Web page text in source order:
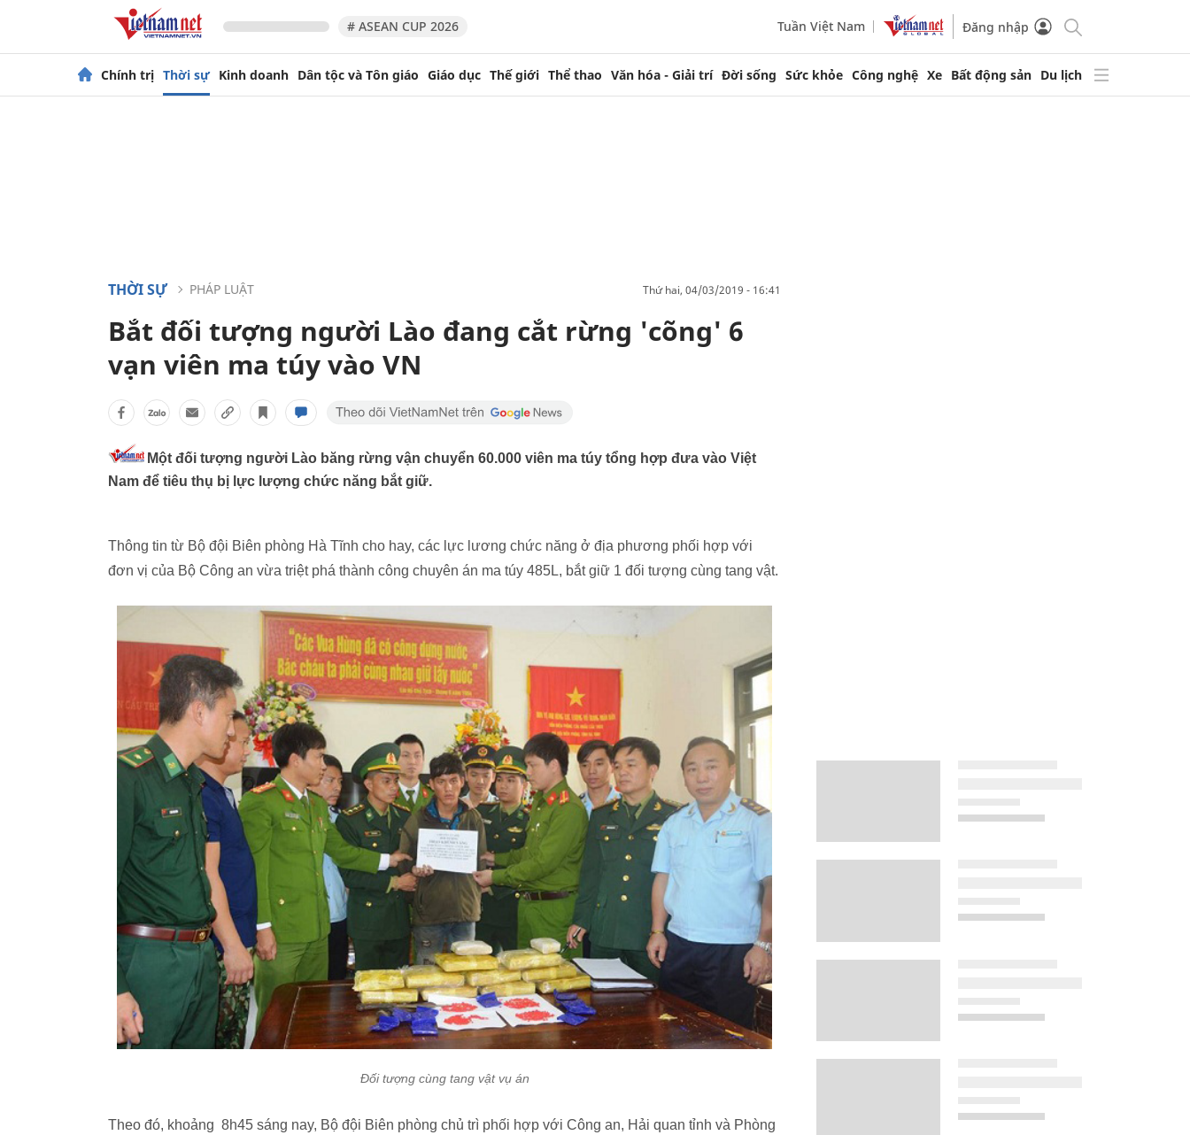
# ASEAN CUP 2026 Tuần Việt Nam Đăng nhập
Chính trị Thời sự Kinh doanh Dân tộc và Tôn giáo Giáo dục Thế giới Thể thao Văn hóa - Giải trí Đời sống Sức khỏe Công nghệ Xe Bất động sản Du lịch
THỜI SỰ PHÁP LUẬT thứ hai, 04/03/2019 - 16:41
Bắt đối tượng người Lào đang cắt rừng 'cõng' 6
vạn viên ma túy vào VN
Một đối tượng người Lào băng rừng vận chuyển 60.000 viên ma túy tổng hợp đưa vào Việt
Nam để tiêu thụ bị lực lượng chức năng bắt giữ.
Thông tin từ Bộ đội Biên phòng Hà Tĩnh cho hay, các lực lương chức năng ở địa phương phối hợp với
đơn vị của Bộ Công an vừa triệt phá thành công chuyên án ma túy 485L, bắt giữ 1 đối tượng cùng tang vật.
Đối tượng cùng tang vật vụ án
Theo đó, khoảng 8h45 sáng nay, Bộ đội Biên phòng chủ trì phối hợp với Công an, Hải quan tỉnh và Phòng